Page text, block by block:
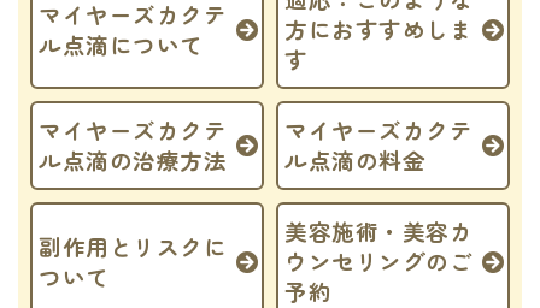
マイヤーズカクテ
ル点滴について
方におすすめしま
す
マイヤーズカクテ
ル点滴の治療方法
マイヤーズカクテ
ル点滴の料金
副作用とリスクに
ついて
美容施術・美容カ
ウンセリングのご
予約